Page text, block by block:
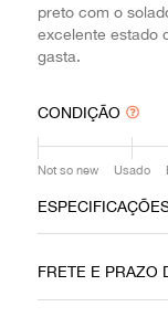
preto com o
excelente estado
gasta.
CONDIÇÃO
Not so new Usado
14092020
FRETE E PRAZO